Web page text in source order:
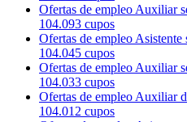
Ofertas de empleo Auxiliar
104.093 cupos
Ofertas de empleo
104.045 cupos
Ofertas de empleo Auxiliar
104.033 cupos
Ofertas de empleo Auxiliar
104.012 cupos